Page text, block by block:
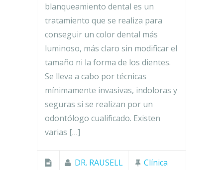
blanqueamiento dental es un
tratamiento que se realiza para
conseguir un color dental más
luminoso, más claro sin modificar el
tamaño ni la forma de los dientes.
Se lleva a cabo por técnicas
mínimamente invasivas, indoloras y
seguras si se realizan por un
odontólogo cualificado. Existen
varias […]
DR. RAUSELL Clínica